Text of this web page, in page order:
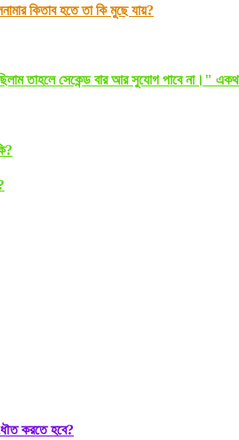
কিতাব হতে তা কি মুছে যায়?
তাহলে সেকেন্ড বার আর সুযোগ পাবে না।" একথা
ধৌত করতে হবে?